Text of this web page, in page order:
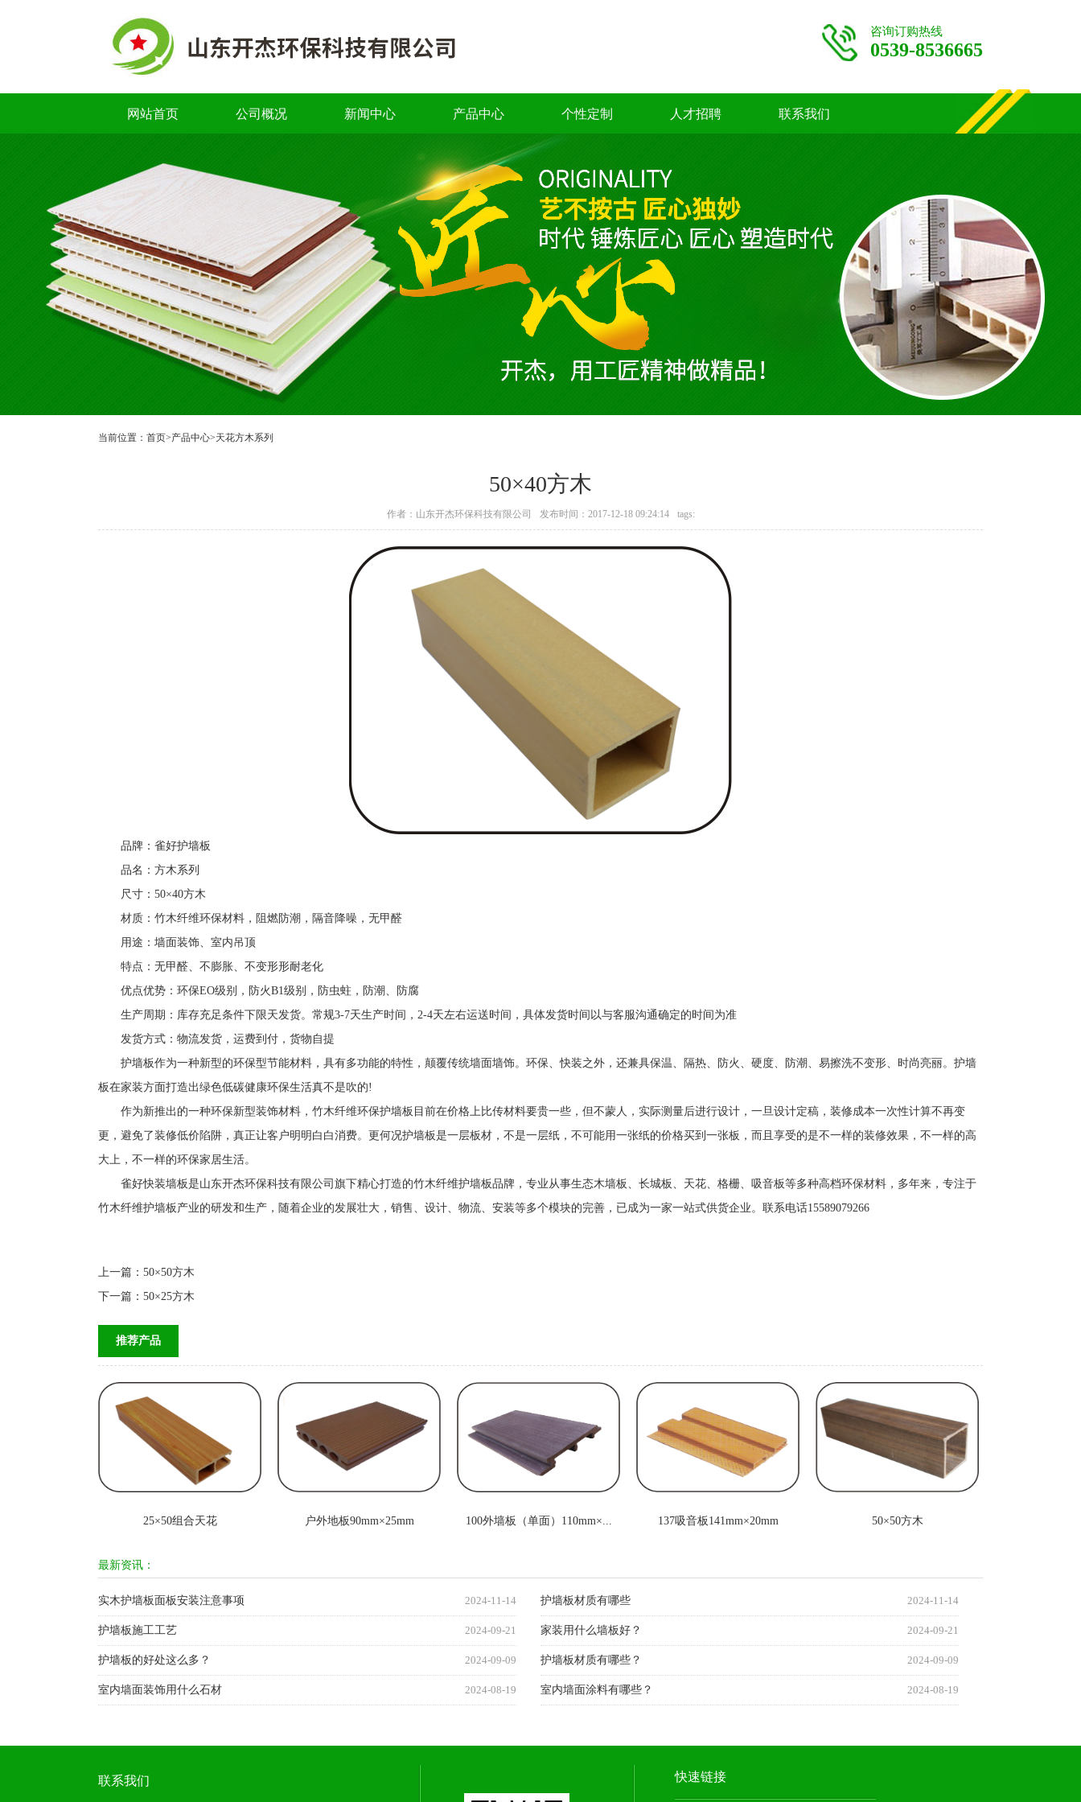
咨询订购热线
0539-8536665
网站首页 公司概况 新闻中心 产品中心 个性定制 人才招聘 联系我们
当前位置： 首页>产品中心>天花方木系列
50×40方木
作者：山东开杰环保科技有限公司 发布时间：2017-12-18 09:24:14 tags:
品牌：雀好护墙板
品名：方木系列
尺寸：50×40方木
材质：竹木纤维环保材料，阻燃防潮，隔音降噪，无甲醛
用途：墙面装饰、室内吊顶
特点：无甲醛、不膨胀、不变形形耐老化
优点优势：环保EO级别，防火B1级别，防虫蛀，防潮、防腐
生产周期：库存充足条件下限天发货。常规3-7天生产时间，2-4天左右运送时间，具体发货时间以与客服沟通确定的时间为准
发货方式：物流发货，运费到付，货物自提
护墙板作为一种新型的环保型节能材料，具有多功能的特性，颠覆传统墙面墙饰。环保、快装之外，还兼具保温、隔热、防火、硬度、防潮、易擦洗不变形、时尚亮丽。护墙
板在家装方面打造出绿色低碳健康环保生活真不是吹的!
作为新推出的一种环保新型装饰材料，竹木纤维环保护墙板目前在价格上比传材料要贵一些，但不蒙人，实际测量后进行设计，一旦设计定稿，装修成本一次性计算不再变
更，避免了装修低价陷阱，真正让客户明明白白消费。更何况护墙板是一层板材，不是一层纸，不可能用一张纸的价格买到一张板，而且享受的是不一样的装修效果，不一样的高
大上，不一样的环保家居生活。
雀好快装墙板是山东开杰环保科技有限公司旗下精心打造的竹木纤维护墙板品牌，专业从事生态木墙板、长城板、天花、格栅、吸音板等多种高档环保材料，多年来，专注于
竹木纤维护墙板产业的研发和生产，随着企业的发展壮大，销售、设计、物流、安装等多个模块的完善，已成为一家一站式供货企业。联系电话15589079266
上一篇： 50×50方木
下一篇： 50×25方木
推荐产品
25×50组合天花 户外地板90mm×25mm 100外墙板（单面）110mm×... 137吸音板141mm×20mm 50×50方木
最新资讯：
实木护墙板面板安装注意事项 2024-11-14 护墙板材质有哪些 2024-11-14
护墙板施工工艺 2024-09-21 家装用什么墙板好？ 2024-09-21
护墙板的好处这么多？ 2024-09-09 护墙板材质有哪些？ 2024-09-09
室内墙面装饰用什么石材 2024-08-19 室内墙面涂料有哪些？ 2024-08-19
联系我们 快速链接